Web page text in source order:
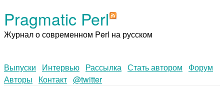
Pragmatic Perl
Журнал о современном Perl на русском
Выпуски Интервью Рассылка Стать автором
Форум
Авторы
Контакт @twitter